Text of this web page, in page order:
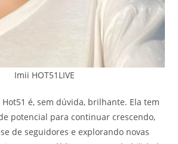
Imii HOT51LIVE
é, sem dúvida, brilhante. Ela tem
potencial para continuar crescendo,
de seguidores e explorando novas